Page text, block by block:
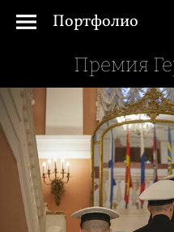
Портфолио
Премия